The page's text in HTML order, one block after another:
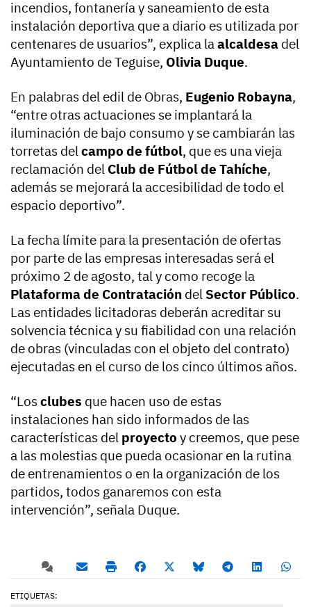
incendios, fontanería y saneamiento de esta
instalación deportiva que a diario es utilizada por
centenares de usuarios”, explica la alcaldesa del
Ayuntamiento de Teguise, Olivia Duque.
En palabras del edil de Obras, Eugenio Robayna,
“entre otras actuaciones se implantará la
iluminación de bajo consumo y se cambiarán las
torretas del campo de fútbol, que es una vieja
reclamación del Club de Fútbol de Tahíche,
además se mejorará la accesibilidad de todo el
espacio deportivo”.
La fecha límite para la presentación de ofertas
por parte de las empresas interesadas será el
próximo 2 de agosto, tal y como recoge la
Plataforma de Contratación del Sector Público.
Las entidades licitadoras deberán acreditar su
solvencia técnica y su fiabilidad con una relación
de obras (vinculadas con el objeto del contrato)
ejecutadas en el curso de los cinco últimos años.
“Losclubes que hacen uso de estas
instalaciones han sido informados de las
características del proyecto y creemos, que pese
a las molestias que pueda ocasionar en la rutina
de entrenamientos o en la organización de los
partidos, todos ganaremos con esta
intervención”, señala Duque.
ETIQUETAS: